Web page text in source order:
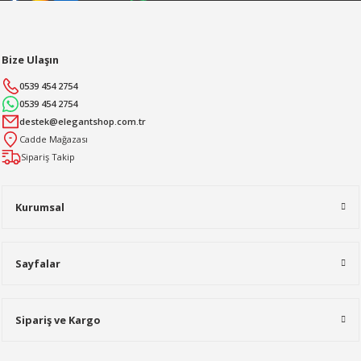
Kurumsal
Sayfalar
Sipariş ve Kargo
Bize Ulaşın
0539 454 2754
0539 454 2754
destek@elegantshop.com.tr
Cadde Mağazası
Sipariş Takip